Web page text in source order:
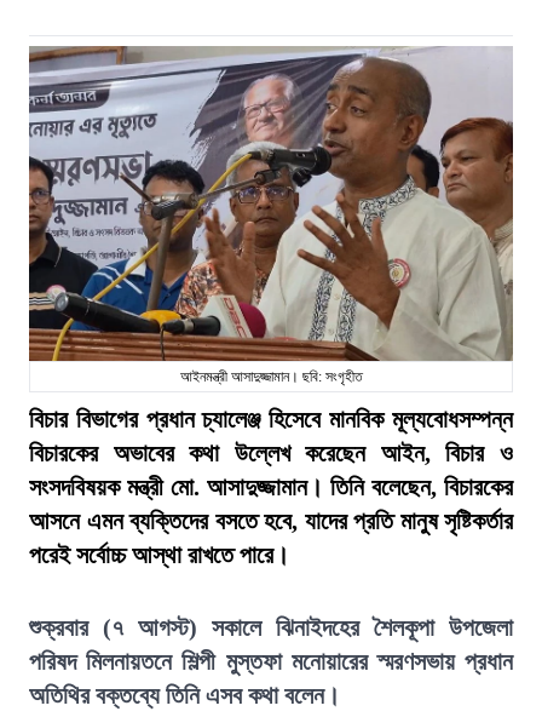
আইনমন্ত্রী আসাদুজ্জামান। ছবি: সংগৃহীত
বিচার বিভাগের প্রধান চ্যালেঞ্জ হিসেবে মানবিক মূল্যবোধসম্পন্ন
বিচারকের অভাবের কথা উল্লেখ করেছেন আইন, বিচার ও
সংসদবিষয়ক মন্ত্রী মো. আসাদুজ্জামান। তিনি বলেছেন, বিচারকের
আসনে এমন ব্যক্তিদের বসতে হবে, যাদের প্রতি মানুষ সৃষ্টিকর্তার
পরেই সর্বোচ্চ আস্থা রাখতে পারে।
শুক্রবার (৭ আগস্ট) সকালে ঝিনাইদহের শৈলকূপা উপজেলা
পরিষদ মিলনায়তনে শিল্পী মুস্তফা মনোয়ারের স্মরণসভায় প্রধান
অতিথির বক্তব্যে তিনি এসব কথা বলেন।